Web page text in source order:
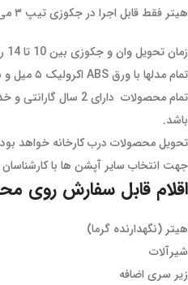
هیتر فقط قابل اجرا در جکوزی تیپ ۳ می‌باشد.
زمان تحویل وان و جکوزی بین 10 تا 14 روز کاری می‌باشد.
تمام مدلها با ورق ABS اکرولیک ۵ میل و شاسی استیل می باشد.
تمام محصولات دارای
باشد.
تحویل محصولات درب کارخانه خواهد
جهت انتخاب سایر آپشن ها با
اقلام قابل سفارش روی
هیتر (نگهدارنده گرما)
شیرآلات
زیر سری اضافه